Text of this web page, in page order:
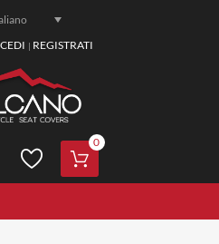
| REGISTRATI
0